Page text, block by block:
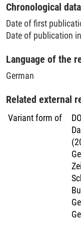
Chronological data
Date of first
Date of publication
Language of the
German
Related external
Variant form of